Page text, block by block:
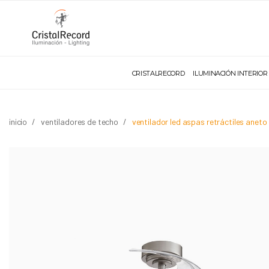
CRISTALRECORD ILUMINACIÓN INTERIOR
inicio ventiladores de techo ventilador led aspas retráctiles aneto